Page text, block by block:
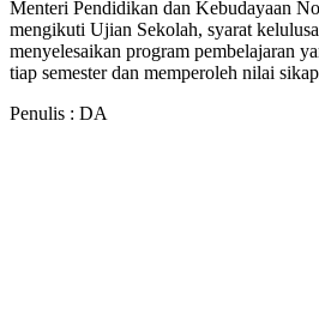
Menteri Pendidikan dan Kebudayaan
mengikuti Ujian Sekolah, syarat
menyelesaikan program pembelajaran
tiap semester dan memperoleh nilai
Penulis : DA